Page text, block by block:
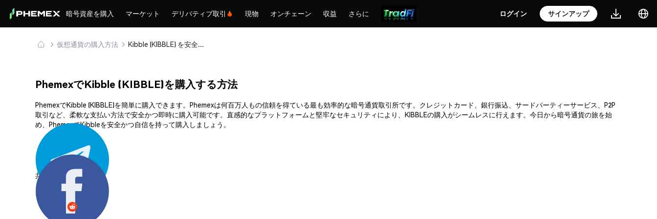
暗号資産を購入 マーケット デリバティブ取引 現物 オンチェーン 収益 さらに ログイン サインアップ
仮想通貨の購入方法 Kibble (KIBBLE) を安全に購入・保管
PhemexでKibble (KIBBLE)を購入する方法
PhemexでKibble (KIBBLE)を簡単に購入できます。Phemexは何百万人もの信頼を得ている最も効率的な暗号通貨取引所です。クレジットカード、銀行振込、サードパーティーサービス、P2P
取引など、柔軟な支払い方法で安全かつ即時に購入可能です。直感的なプラットフォームと堅牢なセキュリティにより、KIBBLEの購入がシームレスに行えます。今日から暗号通貨の旅を始
め、PhemexでKibbleを安全かつ自信を持って購入しましょう。
共有する: